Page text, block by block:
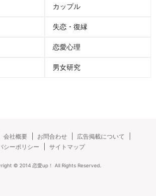
カップル
失恋・復縁
恋愛心理
男女研究
会社概要 お問合わせ
広告掲載について
シーポリシー サイトマップ
© 2014 恋愛up！ All Rights Reserved.